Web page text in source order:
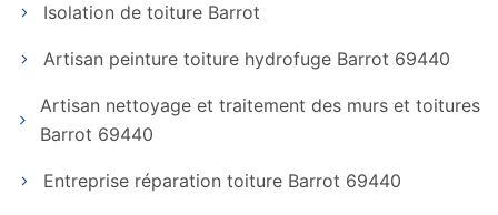
Isolation de toiture Barrot
Artisan peinture toiture hydrofuge Barrot 69440
Artisan nettoyage et traitement des murs et toitures
Barrot 69440
Entreprise réparation toiture Barrot 69440